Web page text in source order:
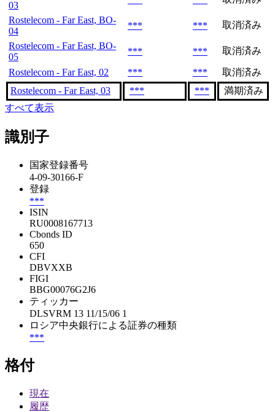
03
Rostelecom - Far East, BO-
04
*** ***
取消済み
Rostelecom - Far East, BO-
05
*** *** 取消済み
Rostelecom - Far East, 02 *** ***
取消済み
Rostelecom - Far East, 03
*** ***
満期済み
すべて表示
識別子
国家登録番号
4-09-30166-F
登録
***
ISIN
RU0008167713
Cbonds ID
650
CFI
DBVXXB
FIGI
BBG00076G2J6
ティッカー
DLSVRM 13 11/15/06 1
ロシア中央銀行による証券の種類
***
格付
現在
履歴